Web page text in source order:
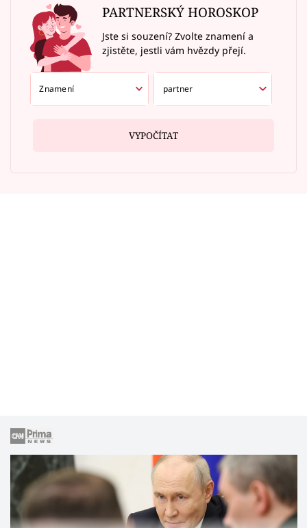
PARTNERSKÝ HOROSKOP
Jste si souzení? Zvolte znamení a
zjistěte, jestli vám hvězdy přejí.
VYPOČÍTAT